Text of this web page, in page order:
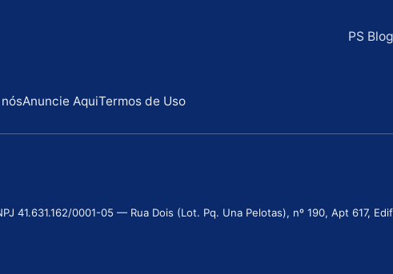
PS
Anuncie AquiTermos de Uso
41.631.162/0001-05 — Rua Dois (Lot. Pq. Una Pelotas), nº 190, Apt 617,